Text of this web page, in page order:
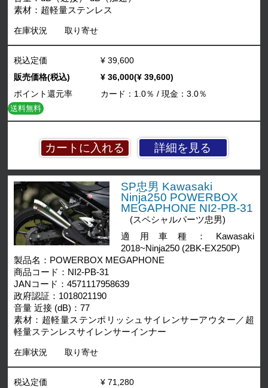
素材：超軽量ステンレス
在庫状況 取り寄せ
詳細を見る
税込定価
¥ 39,600
販売価格(税込)
¥ 36,000(¥ 39,600)
ポイント還元率
カード：1.0％ / 現金：3.0％
送料無料
SP忠男 Kawasaki
Ninja250 POWERBOX
MEGAPHONE NI2-PB-31
(スペシャルパーツ忠男)
適用車種：Kawasaki
2018~Ninja250 (2BK-EX250P)
製品名：POWERBOX MEGAPHONE
商品コード：NI2-PB-31
JANコード：4571117958639
政府認証：1018021190
音量 近接 (dB)：77
素材：超軽量ステンポリッシュサイレンサーアウター／超
軽量ステンレスサイレンサーインナー
在庫状況 取り寄せ
税込定価
¥ 71,280